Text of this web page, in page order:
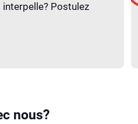
interpelle? Postulez
nous?